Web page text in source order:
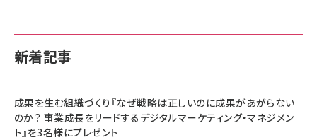
新着記事
成果を生む組織づくり『なぜ戦略は正しいのに成果があがらない
のか？ 事業成長をリードするデジタルマーケティング・マネジメン
ト』を3名様にプレゼント